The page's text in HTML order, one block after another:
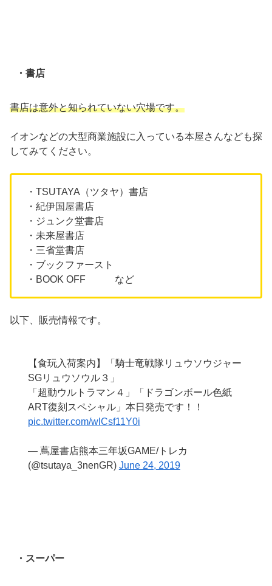
・書店
書店は意外と知られていない穴場です。
イオンなどの大型商業施設に入っている本屋さんなども探
してみてください。
・TSUTAYA（ツタヤ）書店
・紀伊国屋書店
・ジュンク堂書店
・未来屋書店
・三省堂書店
・ブックファースト
・BOOK OFF など
以下、販売情報です。
【食玩入荷案内】「騎士竜戦隊リュウソウジャー
SGリュウソウル３」
「超動ウルトラマン４」「ドラゴンボール色紙
ART復刻スペシャル」本日発売です！！
pic.twitter.com/wlCsf11Y0i
— 蔦屋書店熊本三年坂GAME/トレカ
(@tsutaya_3nenGR) June 24, 2019
・スーパー